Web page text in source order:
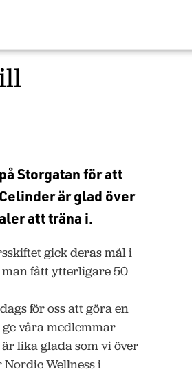
Storgatan för att
är glad över
att träna i.
gick deras mål i
man fått ytterligare 50
för oss att göra en
våra medlemmar
lika glada som vi över
Nordic Wellness i